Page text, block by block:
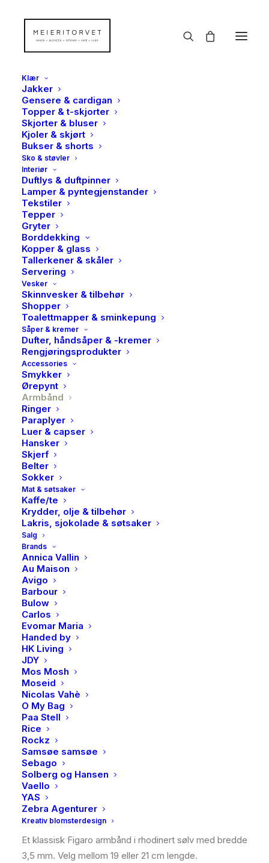
Klær
Jakker
Gensere & cardigan
Topper & t-skjorter
Skjorter & bluser
Kjoler & skjørt
Bukser & shorts
Sko & støvler
Interiør
Duftlys & duftpinner
Lamper & pyntegjenstander
Tekstiler
Tepper
Gryter
Borddekking
Kopper & glass
Tallerkener & skåler
Servering
Vesker
Skinnvesker & tilbehør
Shopper
Toalettmapper & sminkepung
Såper & kremer
Dufter, håndsåper & -kremer
Rengjøringsprodukter
Accessories
Smykker
Ørepynt
Armbånd
Ringer
Paraplyer
Luer & capser
Hansker
Skjerf
Belter
Sokker
Mat & søtsaker
Kaffe/te
Krydder, olje & tilbehør
Lakris, sjokolade & søtsaker
Salg
Brands
Annica Vallin
Au Maison
Avigo
Barbour
Bulow
Carlos
Evomar Maria
Handed by
HK Living
JDY
Mos Mosh
Moseid
Nicolas Vahè
O My Bag
Paa Stell
Rice
Rockz
Samsøe samsøe
Sebago
Solberg og Hansen
Vaello
YAS
Zebra Agenturer
Kreativ blomsterdesign
PAN, Figaro armbånd i
rhodinert sølv
349,00kr
Et klassisk Figaro armbånd i rhodinert sølv med bredde
3,5 mm. Velg mellom 19 eller 21 cm lengde.
På lager
PAN,
Figaro
armbånd
i
rhodinert
sølv
antall
Produktnummer
Kategorier
Brand
BESKRIVELSE
BESKRIVELSE
Et klassisk Figaro armbånd i rhodinert sølv med bredde
3,5 mm. Velg mellom 19 eller 21 cm lengde.